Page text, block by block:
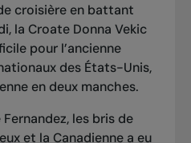
croisière en battant
la Croate Donna Vekic
pour l’ancienne
des États-Unis,
en deux manches.
les bris de
et la Canadienne a eu